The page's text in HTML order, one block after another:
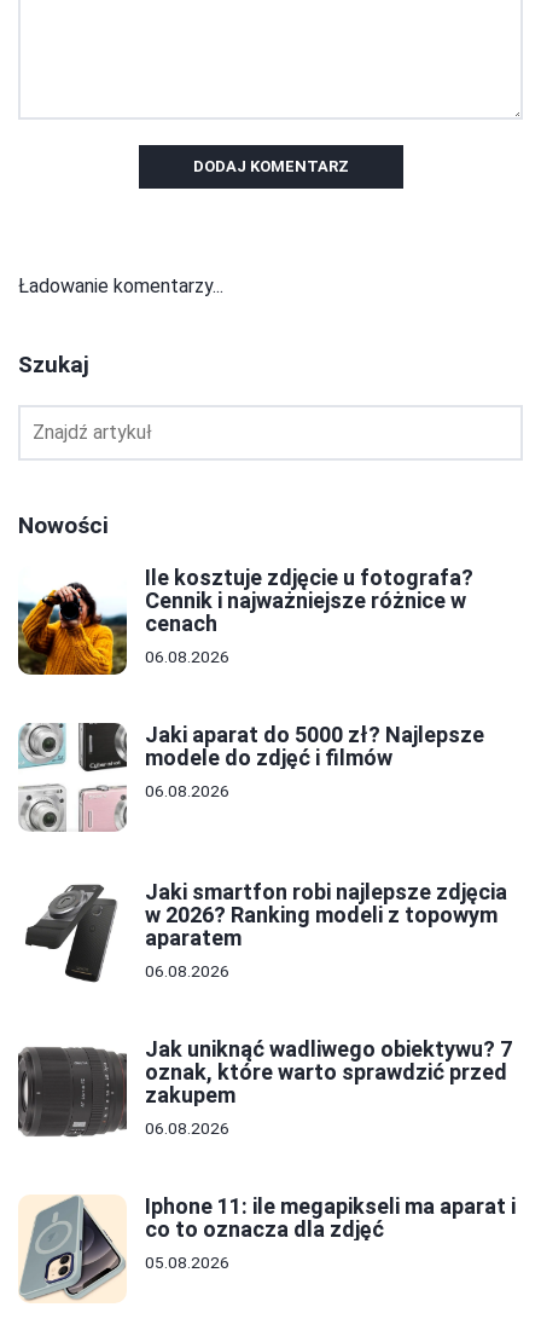
DODAJ KOMENTARZ
Ładowanie komentarzy...
Szukaj
Nowości
Ile kosztuje zdjęcie u fotografa?
Cennik i najważniejsze różnice w
cenach
06.08.2026
Jaki aparat do 5000 zł? Najlepsze
modele do zdjęć i filmów
06.08.2026
Jaki smartfon robi najlepsze zdjęcia
w 2026? Ranking modeli z topowym
aparatem
06.08.2026
Jak uniknąć wadliwego obiektywu? 7
oznak, które warto sprawdzić przed
zakupem
06.08.2026
Iphone 11: ile megapikseli ma aparat i
co to oznacza dla zdjęć
05.08.2026